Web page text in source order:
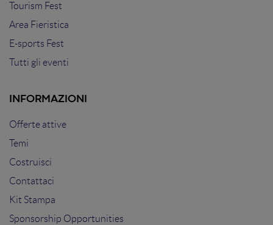
Tourism Fest
Area Fieristica
E-sports Fest
Tutti gli eventi
INFORMAZIONI
Offerte attive
Temi
Costruisci
Contattaci
Kit Stampa
Sponsorship Opportunities